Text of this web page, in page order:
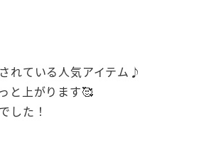
れている人気アイテム♪
と上がります🥰
した！